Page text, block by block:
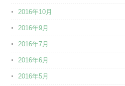
2016年10月
2016年9月
2016年7月
2016年6月
2016年5月